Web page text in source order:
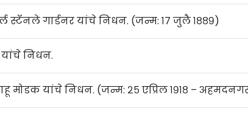
गार्डनर यांचे निधन. (जन्म: १७ जुलै १८८९)
निधन.
मोडक यांचे निधन. (जन्म: २५ एप्रिल १९१८ –